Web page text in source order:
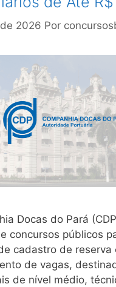
2026 Por
Docas do Pará
concursos públicos
cadastro de reserva
de vagas,
de nível médio,